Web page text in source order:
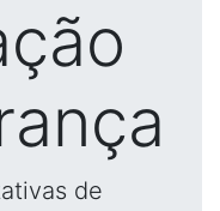
de